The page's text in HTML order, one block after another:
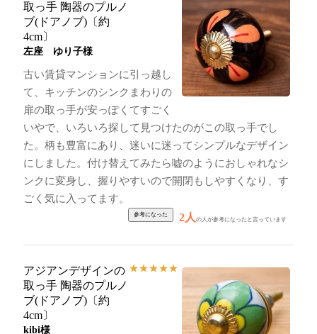
取っ手 陶器のプルノ
ブ(ドアノブ)〔約
4cm〕
左座 ゆり子様
古い賃貸マンションに引っ越し
て、キッチンのシンクまわりの
扉の取っ手が安っぽくてすごく
いやで、いろいろ探して見つけたのがこの取っ手でし
た。柄も豊富にあり、迷いに迷ってシンプルなデザイン
にしました。付け替えてみたら嘘のようにおしゃれなシ
ンクに変身し、握りやすいので開閉もしやすくなり、す
ごく気に入ってます。
2人の人が参考になったと言っています
アジアンデザインの
取っ手 陶器のプルノ
ブ(ドアノブ)〔約
4cm〕
★★★★★
kibi様